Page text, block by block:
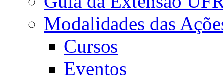
Modalidades das
Cursos
Eventos